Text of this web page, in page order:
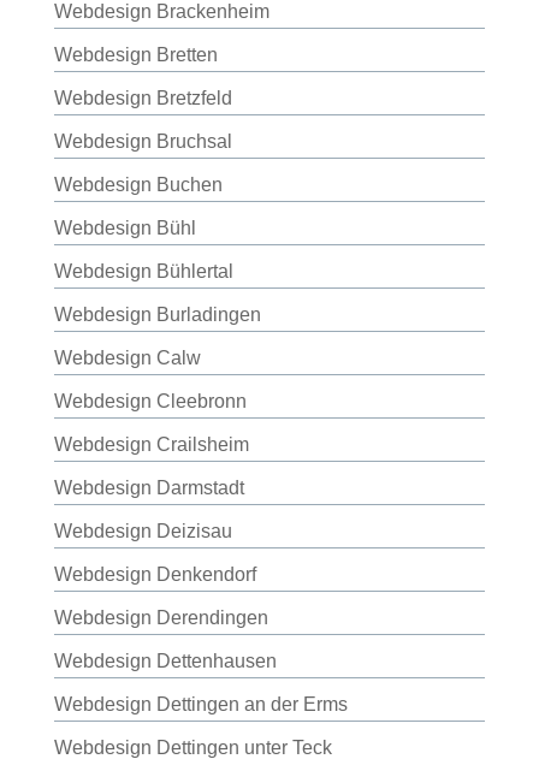
Webdesign Brackenheim
Webdesign Bretten
Webdesign Bretzfeld
Webdesign Bruchsal
Webdesign Buchen
Webdesign Bühl
Webdesign Bühlertal
Webdesign Burladingen
Webdesign Calw
Webdesign Cleebronn
Webdesign Crailsheim
Webdesign Darmstadt
Webdesign Deizisau
Webdesign Denkendorf
Webdesign Derendingen
Webdesign Dettenhausen
Webdesign Dettingen an der Erms
Webdesign Dettingen unter Teck